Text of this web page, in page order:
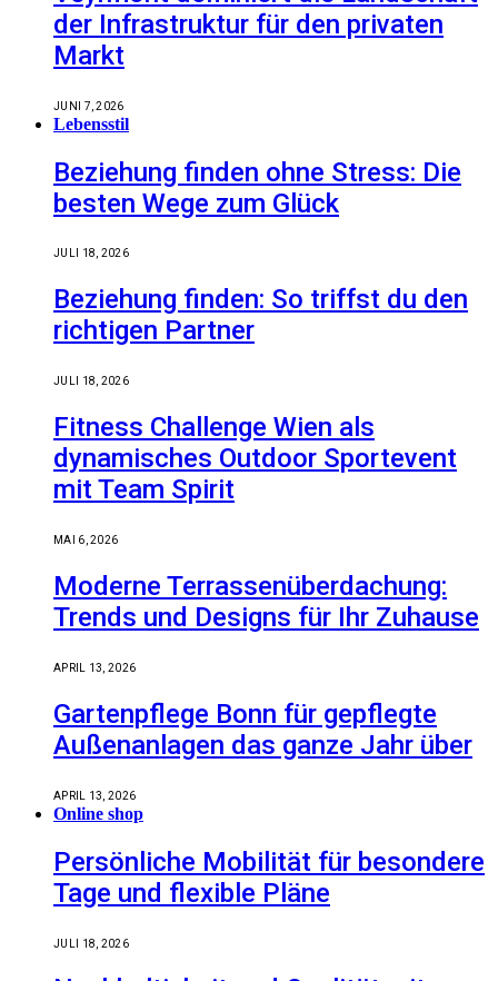
der Infrastruktur für den privaten
Markt
JUNI 7, 2026
Lebensstil
Beziehung finden ohne Stress: Die
besten Wege zum Glück
JULI 18, 2026
Beziehung finden: So triffst du den
richtigen Partner
JULI 18, 2026
Fitness Challenge Wien als
dynamisches Outdoor Sportevent
mit Team Spirit
MAI 6, 2026
Moderne Terrassenüberdachung:
Trends und Designs für Ihr Zuhause
APRIL 13, 2026
Gartenpflege Bonn für gepflegte
Außenanlagen das ganze Jahr über
APRIL 13, 2026
Online shop
Persönliche Mobilität für besondere
Tage und flexible Pläne
JULI 18, 2026